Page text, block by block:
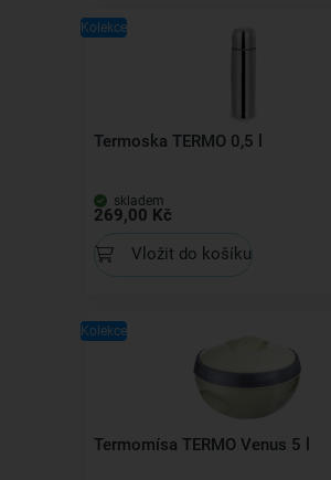
Kolekce
Termoska TERMO 0,5 l
skladem
269,00 Kč
Vložit do košíku
Kolekce
Termomísa TERMO Venus 5 l